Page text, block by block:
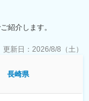
による）：入社オリ
メーカーにて製品
われますが、その
紹介します。
更新日： 2026/8/8（土）
長崎県